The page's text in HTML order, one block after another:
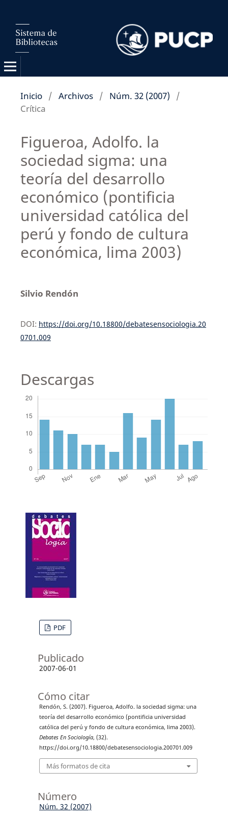
Inicio / Archivos / Núm. 32 (2007)
/
Crítica
Figueroa, Adolfo. la
sociedad sigma: una
teoría del desarrollo
económico (pontificia
universidad católica del
perú y fondo de cultura
económica, lima 2003)
Silvio Rendón
DOI: https://doi.org/10.18800/debatesensociologia.20
0701.009
Descargas
PDF
Publicado
2007-06-01
Cómo citar
Rendón, S. (2007). Figueroa, Adolfo. la sociedad sigma: una
teoría del desarrollo económico (pontificia universidad
católica del perú y fondo de cultura económica, lima 2003).
Debates En Sociología, (32).
https://doi.org/10.18800/debatesensociologia.200701.009
Más formatos de cita
Número
Núm. 32 (2007)